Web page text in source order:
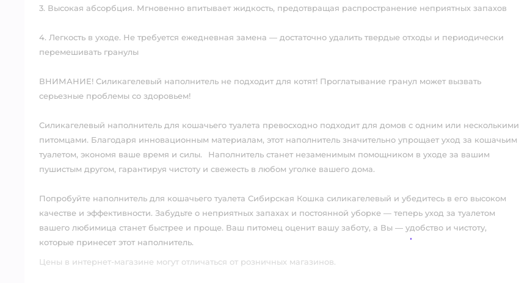
3. Высокая абсорбция. Мгновенно впитывает жидкость, предотвращая распространение неприятных запахов⠀
4. Легкость в уходе. Не требуется ежедневная замена — достаточно удалить твердые отходы и периодически
перемешивать гранулы⠀
ВНИМАНИЕ! Силикагелевый наполнитель не подходит для котят! Проглатывание гранул может вызвать
серьезные проблемы со здоровьем!⠀
Силикагелевый наполнитель для кошачьего туалета превосходно подходит для домов с одним или несколькими
питомцами. Благодаря инновационным материалам, этот наполнитель значительно упрощает уход за кошачьим
туалетом, экономя ваше время и силы.⠀Наполнитель станет незаменимым помощником в уходе за вашим
пушистым другом, гарантируя чистоту и свежесть в любом уголке вашего дома.⠀
Попробуйте наполнитель для кошачьего туалета Сибирская Кошка силикагелевый и убедитесь в его высоком
качестве и эффективности. Забудьте о неприятных запахах и постоянной уборке — теперь уход за туалетом
вашего любимица станет быстрее и проще. Ваш питомец оценит вашу заботу, а Вы — удобство и чистоту,
которые принесет этот наполнитель.
Цены в интернет-магазине могут отличаться от розничных магазинов.